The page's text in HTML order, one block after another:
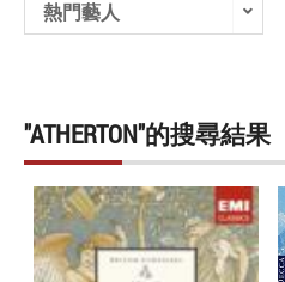
熱門藝人
"ATHERTON"的搜尋結果